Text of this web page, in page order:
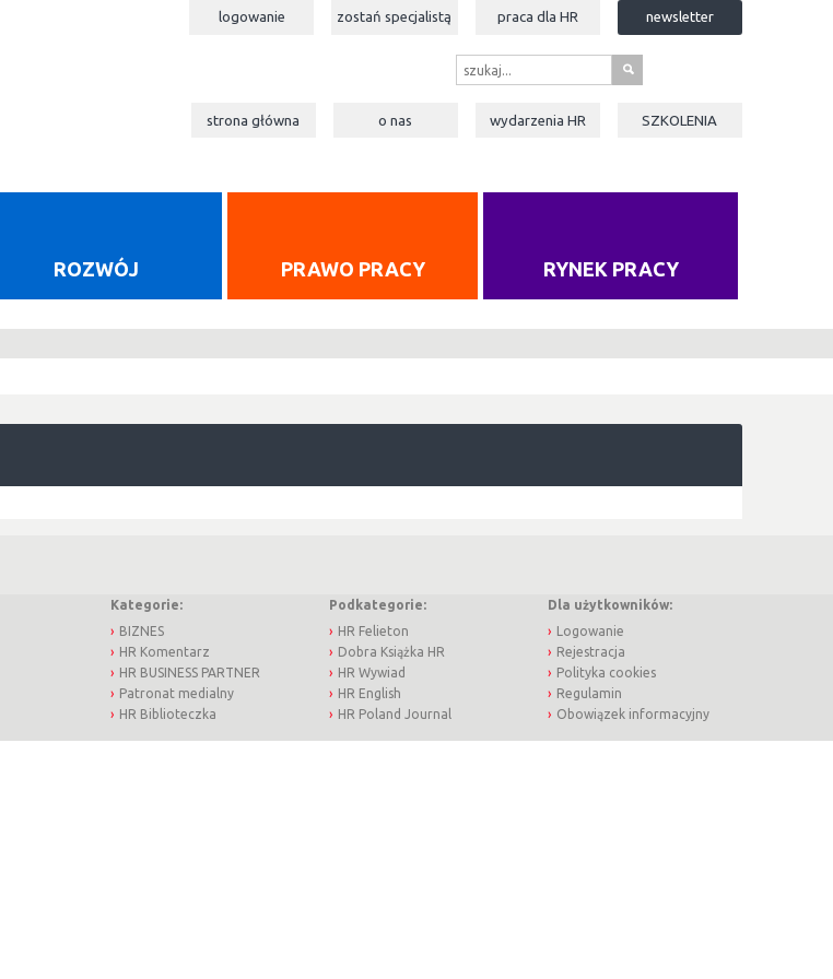
logowanie zostań specjalistą praca dla HR newsletter
s
strona główna o nas wydarzenia HR SZKOLENIA
ROZWÓJ PRAWO PRACY RYNEK PRACY
Kategorie:
BIZNES
HR Komentarz
HR BUSINESS PARTNER
Patronat medialny
HR Biblioteczka
Podkategorie:
HR Felieton
Dobra Książka HR
HR Wywiad
HR English
HR Poland Journal
Dla użytkowników:
Logowanie
Rejestracja
Polityka cookies
Regulamin
Obowiązek informacyjny